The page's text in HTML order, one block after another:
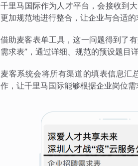
千里马国际作为人才平台，会接收到
更加规范地进行整合，让企业与合适
借助麦客表单工具，这一问题得到了
需求表”，通过详细、规范的预设题目
麦客系统会将所有渠道的填表信息汇
作，让千里马国际能够根据企业岗位